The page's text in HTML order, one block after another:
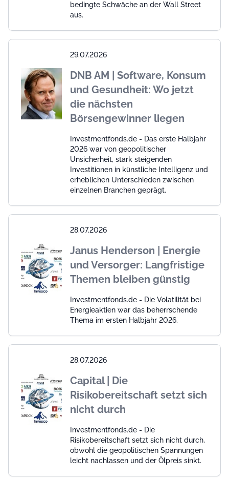
bedingte Schwäche an der Wall Street
aus.
29.07.2026
DNB AM | Software, Konsum
und Gesundheit: Wo jetzt
die nächsten
Börsengewinner liegen
Investmentfonds.de - Das erste Halbjahr
2026 war von geopolitischer
Unsicherheit, stark steigenden
Investitionen in künstliche Intelligenz und
erheblichen Unterschieden zwischen
einzelnen Branchen geprägt.
28.07.2026
Janus Henderson | Energie
und Versorger: Langfristige
Themen bleiben günstig
Investmentfonds.de - Die Volatilität bei
Energieaktien war das beherrschende
Thema im ersten Halbjahr 2026.
28.07.2026
Capital | Die
Risikobereitschaft setzt sich
nicht durch
Investmentfonds.de - Die
Risikobereitschaft setzt sich nicht durch,
obwohl die geopolitischen Spannungen
leicht nachlassen und der Ölpreis sinkt.